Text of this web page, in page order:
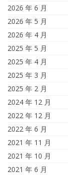
2026 年 6 月
2026 年 5 月
2026 年 4 月
2025 年 5 月
2025 年 4 月
2025 年 3 月
2025 年 2 月
2024 年 12 月
2022 年 12 月
2022 年 6 月
2021 年 11 月
2021 年 10 月
2021 年 6 月